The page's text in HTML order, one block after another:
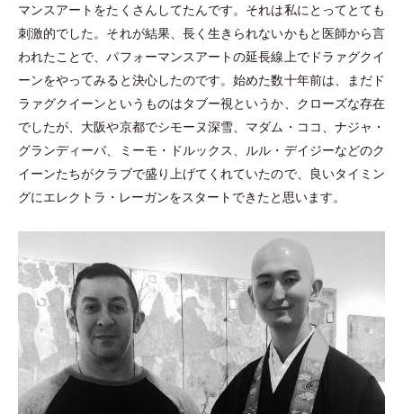
マンスアートをたくさんしてたんです。それは私にとってとても
刺激的でした。それが結果、長く生きられないかもと医師から言
われたことで、パフォーマンスアートの延長線上でドラァグクイ
ーンをやってみると決心したのです。始めた数十年前は、まだド
ラァグクイーンというものはタブー視というか、クローズな存在
でしたが、大阪や京都でシモーヌ深雪、マダム ・ ココ、ナジャ ・
グランディーバ、ミーモ ・ ドルックス、ルル ・ デイジーなどのク
イーンたちがクラブで盛り上げてくれていたので、良いタイミン
グにエレクトラ ・ レーガンをスタートできたと思います。